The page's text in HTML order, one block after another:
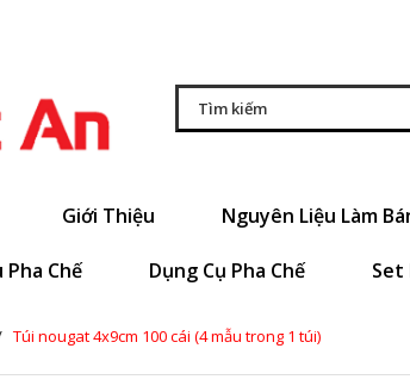
Giới Thiệu Nguyên Liệu Làm
Pha Chế Dụng Cụ Pha Chế Set
Túi nougat 4x9cm 100 cái (4 mẫu trong 1 túi)